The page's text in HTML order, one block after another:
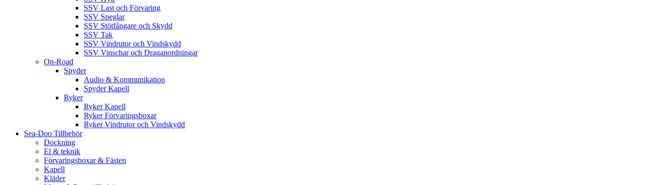
SSV Last och Förvaring
SSV Speglar
SSV Stötfångare och Skydd
SSV Tak
SSV Vindrutor och Vindskydd
SSV Vinschar och Draganordningar
On-Road
Spyder
Audio & Kommunikation
Spyder Kapell
Ryker
Ryker Kapell
Ryker Förvaringsboxar
Ryker Vindrutor och Vindskydd
Sea-Doo Tillbehör
Dockning
El & teknik
Förvaringsboxar & Fästen
Kapell
Kläder